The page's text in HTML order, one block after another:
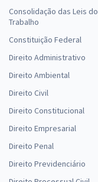
Consolidação das Leis do
Trabalho
Constituição Federal
Direito Administrativo
Direito Ambiental
Direito Civil
Direito Constitucional
Direito Empresarial
Direito Penal
Direito Previdenciário